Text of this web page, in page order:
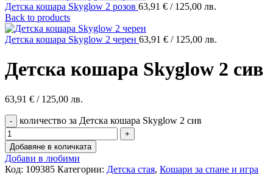
Детска кошара Skyglow 2 розов 63,91 € / 125,00 лв.
Back to products
Детска кошара Skyglow 2 черен 63,91 € / 125,00 лв.
Детска кошара Skyglow 2 сив
63,91 € / 125,00 лв.
количество за Детска кошара Skyglow 2 сив
Добавяне в количката
Добави в любими
Код: 109385 Категории: Детска стая, Кошари за спане и игра